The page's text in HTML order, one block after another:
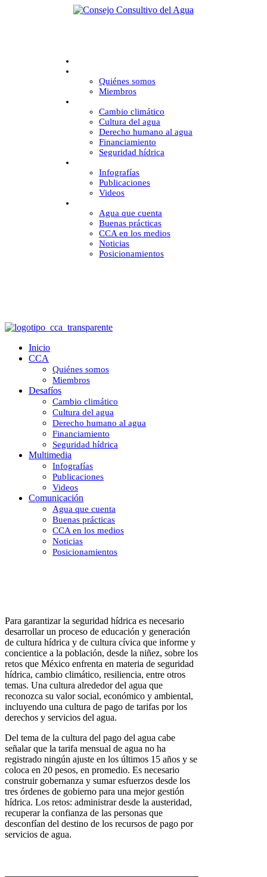
Quiénes somos
Miembros
Cambio climático
Cultura del agua
Derecho humano al agua
Financiamiento
Seguridad hídrica
Infografías
Publicaciones
Videos
Agua que cuenta
Buenas prácticas
CCA en los medios
Noticias
Posicionamientos
Inicio
CCA
Quiénes somos
Miembros
Desafíos
Cambio climático
Cultura del agua
Derecho humano al agua
Financiamiento
Seguridad hídrica
Multimedia
Infografías
Publicaciones
Videos
Comunicación
Agua que cuenta
Buenas prácticas
CCA en los medios
Noticias
Posicionamientos
Para garantizar la seguridad hídrica es necesario
desarrollar un proceso de educación y generación
de cultura hídrica y de cultura cívica que informe y
concientice a la población, desde la niñez, sobre los
retos que México enfrenta en materia de seguridad
hídrica, cambio climático, resiliencia, entre otros
temas. Una cultura alrededor del agua que
reconozca su valor social, económico y ambiental,
incluyendo una cultura de pago de tarifas por los
derechos y servicios del agua.
Del tema de la cultura del pago del agua cabe
señalar que la tarifa mensual de agua no ha
registrado ningún ajuste en los últimos 15 años y se
coloca en 20 pesos, en promedio. Es necesario
construir gobernanza y sumar esfuerzos desde los
tres órdenes de gobierno para una mejor gestión
hídrica. Los retos: administrar desde la austeridad,
recuperar la confianza de las personas que
desconfían del destino de los recursos de pago por
servicios de agua.